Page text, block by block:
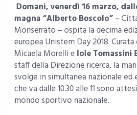
Domani, venerdì 16 marzo,
magna “Alberto Boscolo”–
Monserrato – ospita la decima
europea Unistem Day 2018.
Micaela Morelli e Iole Tomassini
staff della Direzione ricerca, la
svolge in simultanea nazionale ed
che va dalle 10.30 alle 11 sono
mondo sportivo nazionale.